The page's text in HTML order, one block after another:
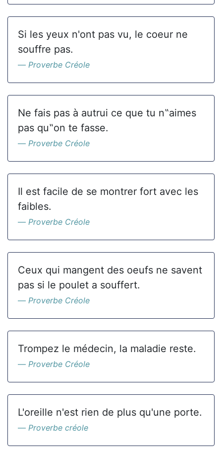
Si les yeux n'ont pas vu, le coeur ne
souffre pas.
Proverbe Créole
Ne fais pas à autrui ce que tu n‟aimes
pas qu‟on te fasse.
Proverbe Créole
Il est facile de se montrer fort avec les
faibles.
Proverbe Créole
Ceux qui mangent des oeufs ne savent
pas si le poulet a souffert.
Proverbe Créole
Trompez le médecin, la maladie reste.
Proverbe Créole
L'oreille n'est rien de plus qu'une porte.
Proverbe créole